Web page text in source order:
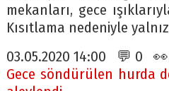
mekanları, gece
Kısıtlama nedeniyle
03.05.2020 14:00 💬 0 👀
Gece söndürülen hurda